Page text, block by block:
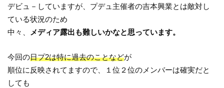
デビュ－していますが、プデュ主催者の吉本興業とは敵対し
ている状況のため
中々、
メディア露出も難しいかなと思っています。
今回の日プ2は特に過去のことなどが
順位に反映されてますので、１位２位のメンバーは確実だと
しても